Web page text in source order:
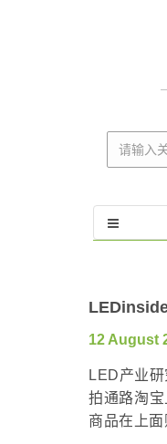
12 August
LED产业
拍通路淘
商品在上面